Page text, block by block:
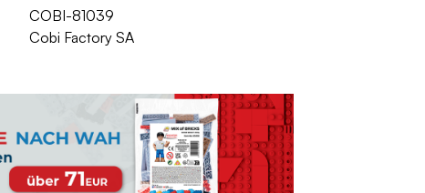
COBI-81039
Cobi Factory SA